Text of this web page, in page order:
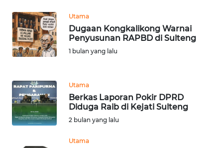
Utama
Dugaan Kongkalikong Warnai
Penyusunan RAPBD di Sulteng
1 bulan yang lalu
Utama
Berkas Laporan Pokir DPRD
Diduga Raib di Kejati Sulteng
2 bulan yang lalu
Utama
PEDOMAN
MEDIA
SIBER
KARIR
DISCLAIMER